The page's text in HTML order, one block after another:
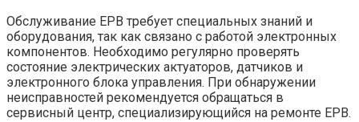
Обслуживание EPB требует специальных знаний и
оборудования, так как связано с работой электронных
компонентов. Необходимо регулярно проверять
состояние электрических актуаторов, датчиков и
электронного блока управления. При обнаружении
неисправностей рекомендуется обращаться в
сервисный центр, специализирующийся на ремонте EPB.